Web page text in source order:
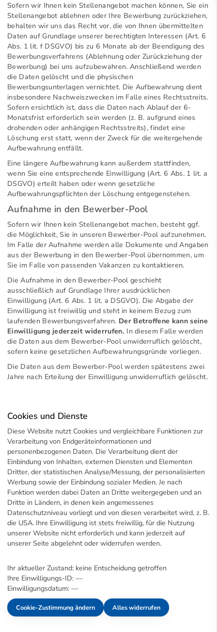
Sofern wir Ihnen kein Stellenangebot machen können, Sie ein
Stellenangebot ablehnen oder Ihre Bewerbung zurückziehen,
behalten wir uns das Recht vor, die von Ihnen übermittelten
Daten auf Grundlage unserer berechtigten Interessen (Art. 6
Abs. 1 lit. f DSGVO) bis zu 6 Monate ab der Beendigung des
Bewerbungsverfahrens (Ablehnung oder Zurückziehung der
Bewerbung) bei uns aufzubewahren. Anschließend werden
die Daten gelöscht und die physischen
Bewerbungsunterlagen vernichtet. Die Aufbewahrung dient
insbesondere Nachweiszwecken im Falle eines Rechtsstreits.
Sofern ersichtlich ist, dass die Daten nach Ablauf der 6-
Monatsfrist erforderlich sein werden (z. B. aufgrund eines
drohenden oder anhängigen Rechtsstreits), findet eine
Löschung erst statt, wenn der Zweck für die weitergehende
Aufbewahrung entfällt.
Eine längere Aufbewahrung kann außerdem stattfinden,
wenn Sie eine entsprechende Einwilligung (Art. 6 Abs. 1 lit. a
DSGVO) erteilt haben oder wenn gesetzliche
Aufbewahrungspflichten der Löschung entgegenstehen.
Aufnahme in den Bewerber-Pool
Sofern wir Ihnen kein Stellenangebot machen, besteht ggf.
die Möglichkeit, Sie in unseren Bewerber-Pool aufzunehmen.
Im Falle der Aufnahme werden alle Dokumente und Angaben
aus der Bewerbung in den Bewerber-Pool übernommen, um
Sie im Falle von passenden Vakanzen zu kontaktieren.
Die Aufnahme in den Bewerber-Pool geschieht
ausschließlich auf Grundlage Ihrer ausdrücklichen
Einwilligung (Art. 6 Abs. 1 lit. a DSGVO). Die Abgabe der
Einwilligung ist freiwillig und steht in keinem Bezug zum
laufenden Bewerbungsverfahren. Der Betroffene kann seine
Einwilligung jederzeit widerrufen. In diesem Falle werden
die Daten aus dem Bewerber-Pool unwiderruflich gelöscht,
sofern keine gesetzlichen Aufbewahrungsgründe vorliegen.
Die Daten aus dem Bewerber-Pool werden spätestens zwei
Jahre nach Erteilung der Einwilligung unwiderruflich gelöscht.
Cookies und Dienste
Diese Website nutzt Cookies und vergleichbare Funktionen zur
Verarbeitung von Endgeräteinformationen und
personenbezogenen Daten. Die Verarbeitung dient der
Einbindung von Inhalten, externen Diensten und Elementen
Dritter, der statistischen Analyse/Messung, der personalisierten
Werbung sowie der Einbindung sozialer Medien. Je nach
Funktion werden dabei Daten an Dritte weitergegeben und an
Dritte in Ländern, in denen kein angemessenes
Datenschutzniveau vorliegt und von diesen verarbeitet wird, z. B.
die USA. Ihre Einwilligung ist stets freiwillig, für die Nutzung
unserer Website nicht erforderlich und kann jederzeit auf
unserer Seite abgelehnt oder widerrufen werden.
Ihr aktueller Zustand: keine Entscheidung getroffen
Ihre Einwilligungs-ID: —
Einwilligungsdatum: —
Cookie-Zustimmung ändern Alles widerrufen